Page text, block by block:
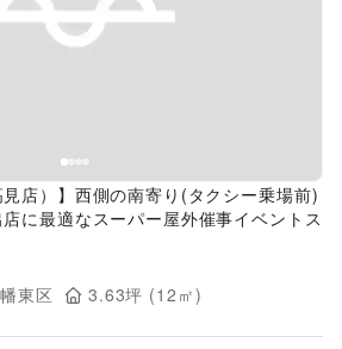
見店）】西側の南寄り(タクシー乗場前)
に最適なスーパー屋外催事イベントス
東区 3.63坪 (12 ㎡)